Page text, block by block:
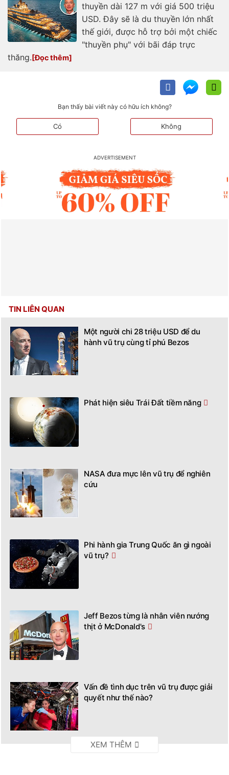
thuyền dài 127 m với giá 500 triệu
USD. Đây sẽ là du thuyền lớn nhất
thế giới, được hỗ trợ bởi một chiếc
"thuyền phụ" với bãi đáp trực
thăng.
Bạn thấy bài viết này có hữu ích không?
Có Không
TIN LIÊN QUAN
Một người chi 28 triệu USD để du
hành vũ trụ cùng tỉ phú Bezos
Phát hiện siêu Trái Đất tiềm năng
NASA đưa mực lên vũ trụ để nghiên
cứu
Phi hành gia Trung Quốc ăn gì ngoài
vũ trụ?
Jeff Bezos từng là nhân viên nướng
thịt ở McDonald's
Vấn đề tình dục trên vũ trụ được giải
quyết như thế nào?